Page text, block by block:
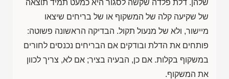
שלהן. דלת פלדה שקשה לסגור היא כמעט תמיד תוצאה
של שקיעה קלה של המשקוף או של בריחים שיצאו
מיישור, ולא של מנעול תקול. הבדיקה הראשונה פשוטה:
פותחים את הדלת ובודקים אם הבריחים נכנסים לחורים
במשקוף בקלות. אם כן, הבעיה בציר; אם לא, צריך לכוון
את המשקוף.